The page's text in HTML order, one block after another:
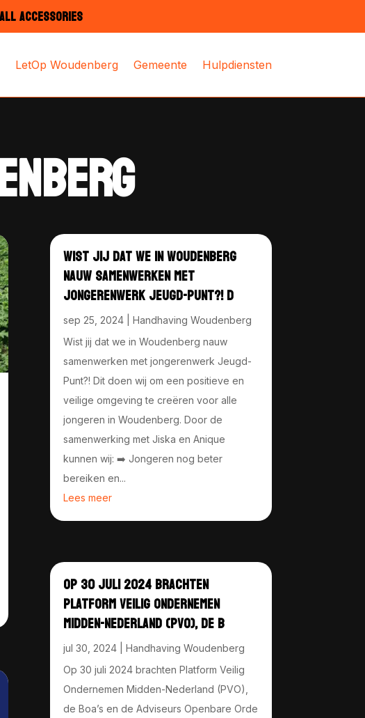
ACCESSORIES
LetOp Woudenberg Gemeente Hulpdiensten
WIST JIJ DAT WE IN WOUDENBERG
NAUW SAMENWERKEN MET
JONGERENWERK JEUGD-PUNT?! D
sep 25, 2024| Handhaving Woudenberg
Wist jij dat we in Woudenberg nauw
samenwerken met jongerenwerk Jeugd-
Punt?! Dit doen wij om een positieve en
veilige omgeving te creëren voor alle
jongeren in Woudenberg. Door de
samenwerking met Jiska en Anique
kunnen wij: ➡️ Jongeren nog beter
bereiken en...
Lees meer
OP 30 JULI 2024 BRACHTEN
PLATFORM VEILIG ONDERNEMEN
MIDDEN-NEDERLAND (PVO), DE B
jul 30, 2024| Handhaving Woudenberg
Op 30 juli 2024 brachten Platform Veilig
Ondernemen Midden-Nederland (PVO),
de Boa’s en de Adviseurs Openbare Orde